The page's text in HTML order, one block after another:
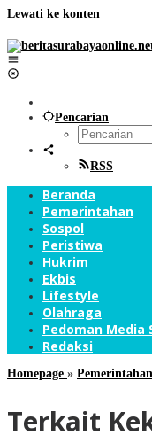
Lewati ke konten
Pencarian
RSS
Beranda
Pemerintahan
Sospol
Peristiwa
Hukrim
Ekbis
Lifestyle
Olahraga
Pedoman Media
Redaksi
Homepage » Pemerintahan
Terkait